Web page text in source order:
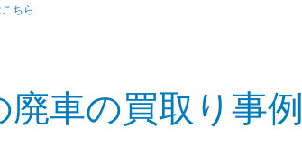
ちら
車の買取り事例